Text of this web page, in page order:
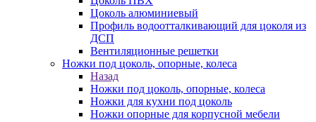
Цоколь алюминиевый
Профиль водоотталкивающий для цоколя из
ДСП
Вентиляционные решетки
Ножки под цоколь, опорные, колеса
Назад
Ножки под цоколь, опорные, колеса
Ножки для кухни под цоколь
Ножки опорные для корпусной мебели